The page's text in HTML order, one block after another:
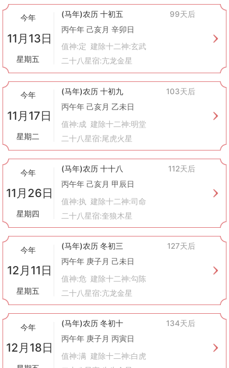
今年
11月13日
星期五
(马年)农历 十初五
99天后
丙午年 己亥月 辛卯日
值神:定 建除十二神:玄武
二十八星宿:亢龙金星
今年
11月17日
星期二
(马年)农历 十初九
103天后
丙午年 己亥月 乙未日
值神:成 建除十二神:明堂
二十八星宿:尾虎火星
今年
11月26日
星期四
(马年)农历 十十八
112天后
丙午年 己亥月 甲辰日
值神:执 建除十二神:司命
二十八星宿:奎狼木星
今年
12月11日
星期五
(马年)农历 冬初三
127天后
丙午年 庚子月 己未日
值神:危 建除十二神:勾陈
二十八星宿:亢龙金星
今年
12月18日
(马年)农历 冬初十
134天后
丙午年 庚子月 丙寅日
值神:满 建除十二神:白虎